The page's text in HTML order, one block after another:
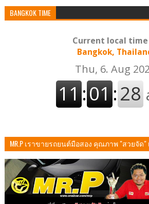
BANGKOK TIME
Current local time
Bangkok,
MR.P เราขายรถยนต์มือสอง คุณภาพ "สวยจัด"